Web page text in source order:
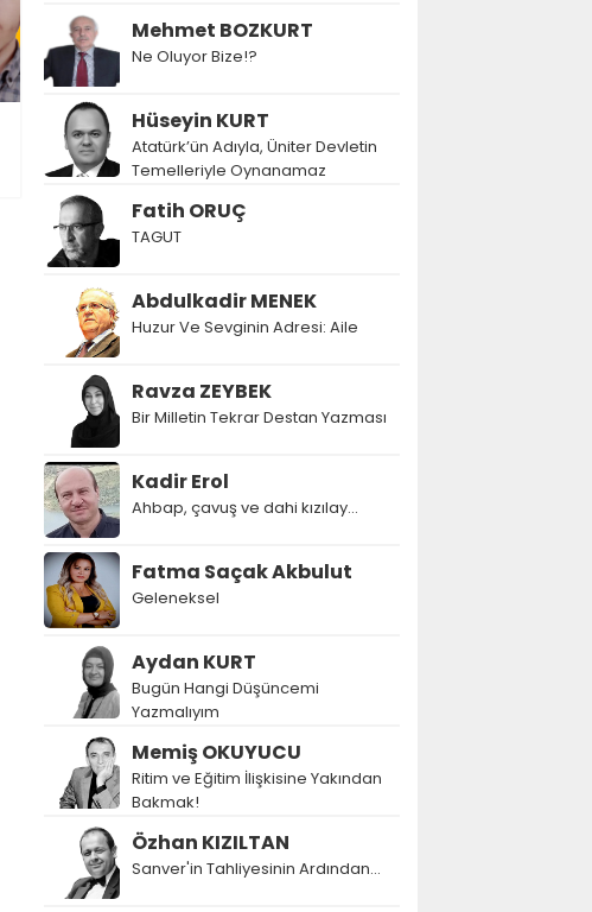
Mehmet BOZKURT
Ne Oluyor Bize!?
Hüseyin KURT
Atatürk’ün Adıyla, Üniter Devletin
Temelleriyle Oynanamaz
Fatih ORUÇ
TAGUT
Abdulkadir MENEK
Huzur Ve Sevginin Adresi: Aile
Ravza ZEYBEK
Bir Milletin Tekrar Destan Yazması
Kadir Erol
Ahbap, çavuş ve dahi kızılay...
Fatma Saçak Akbulut
Geleneksel
Aydan KURT
Bugün Hangi Düşüncemi
Yazmalıyım
Memiş OKUYUCU
Ritim ve Eğitim İlişkisine Yakından
Bakmak!
Özhan KIZILTAN
Sanver'in Tahliyesinin Ardından…